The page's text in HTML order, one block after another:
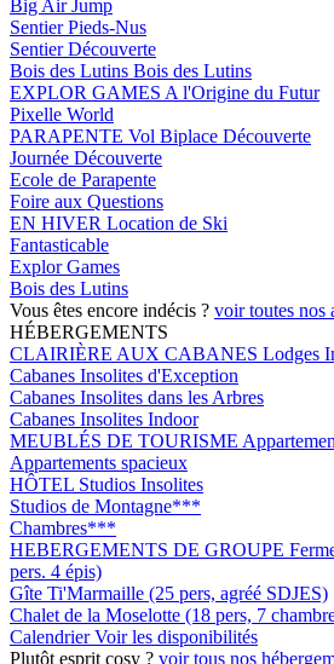
Big Air Jump
Sentier Pieds-Nus
Sentier Découverte
Bois des Lutins Bois des Lutins
EXPLOR GAMES A l'Origine du Futur
Pixelle World
PARAPENTE Vol Biplace Découverte
Journée Découverte
Ecole de Parapente
Foire aux Questions
EN HIVER Location de Ski
Fantasticable
Explor Games
Bois des Lutins
Vous êtes encore indécis ? voir toutes nos
HÉBERGEMENTS
CLAIRIÈRE AUX CABANES Lodges
Cabanes Insolites d'Exception
Cabanes Insolites dans les Arbres
Cabanes Insolites Indoor
MEUBLÉS DE TOURISME
Appartements spacieux
HÔTEL Studios Insolites
Studios de Montagne***
Chambres***
HEBERGEMENTS DE GROUPE
pers. 4 épis)
Gîte Ti'Marmaille (25 pers, agréé SDJES)
Chalet de la Moselotte (18 pers, 7
CalendrierVoir les disponibilités
Plutôt esprit cosy ? voir tous nos